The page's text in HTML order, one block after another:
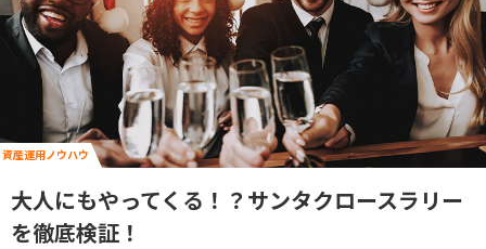
資産運用ノウハウ
大人にもやってくる！？サンタクロースラリー
を徹底検証！